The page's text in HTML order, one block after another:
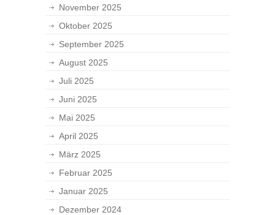
November 2025
Oktober 2025
September 2025
August 2025
Juli 2025
Juni 2025
Mai 2025
April 2025
März 2025
Februar 2025
Januar 2025
Dezember 2024